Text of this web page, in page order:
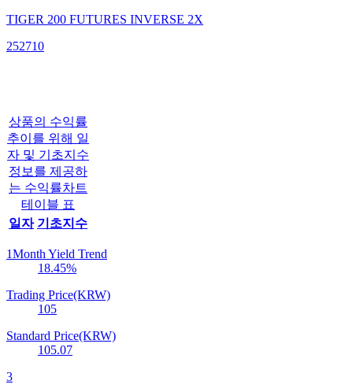
TIGER 200 FUTURES INVERSE 2X
252710
상품의 수익률
추이를 위해 일
자 및 기초지수
정보를 제공하
는 수익률차트
테이블 표
일자 기초지수
1Month Yield Trend
18.45%
Trading Price(KRW)
105
Standard Price(KRW)
105.07
3